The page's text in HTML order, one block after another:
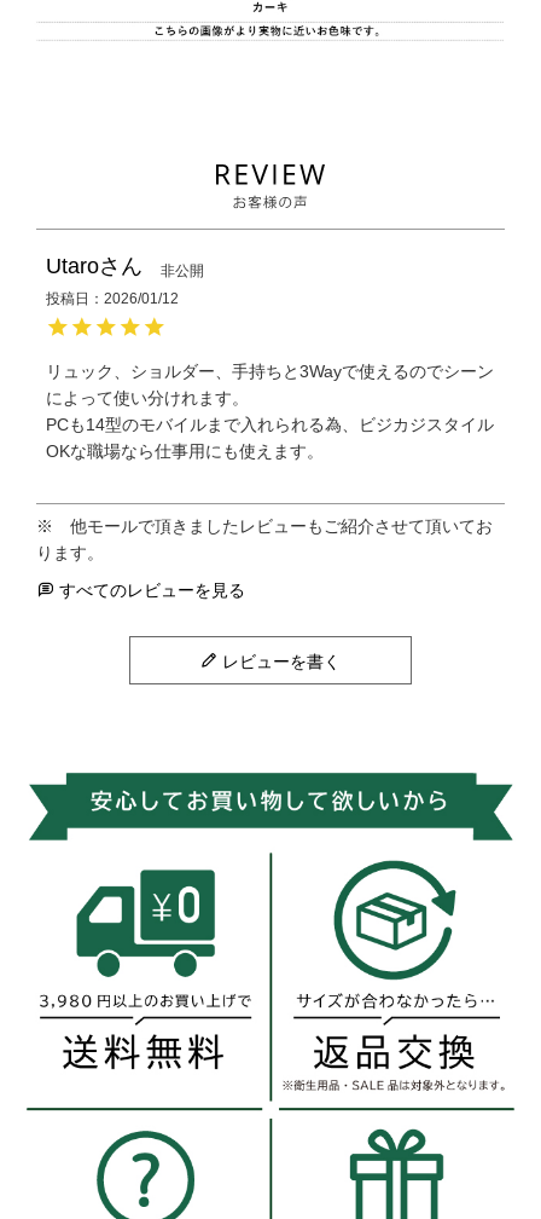
Utaro
非公開
投稿日
2026/01/12
リュック、ショルダー、手持ちと3Wayで使えるのでシーン
によって使い分けれます。
PCも14型のモバイルまで入れられる為、ビジカジスタイル
OKな職場なら仕事用にも使えます。
すべてのレビューを見る
レビューを書く